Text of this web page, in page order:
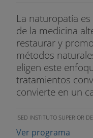
La naturopatía
de la medicina
restaurar y
métodos
eligen este
tratamientos
convierte en un
ISED INSTITUTO SUPERIOR
Ver programa